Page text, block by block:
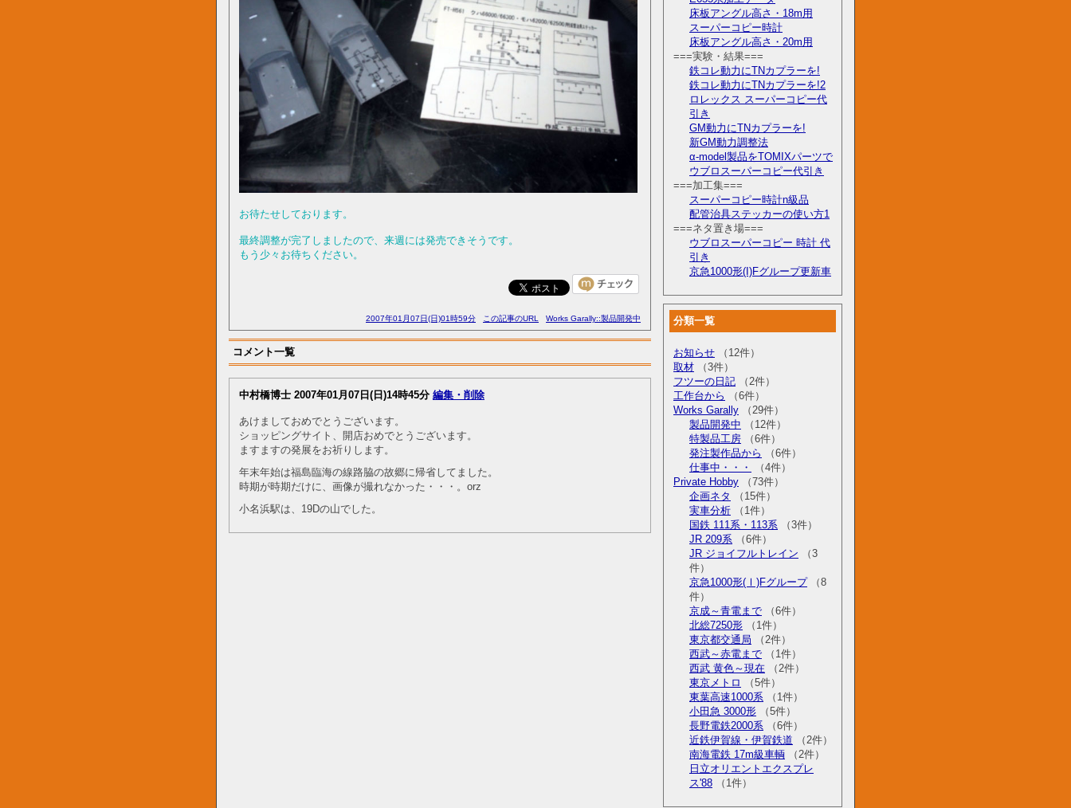
お待たせしております。
最終調整が完了しましたので、来週には発売できそうです。
もう少々お待ちください。
2007年01月07日(日)01時59分 この記事のURL Works Garally::製品開発中
コメント一覧
中村橋博士 2007年01月07日(日)14時45分 編集・削除
あけましておめでとうございます。
ショッピングサイト、開店おめでとうございます。
ますますの発展をお祈りします。
年末年始は福島臨海の線路脇の故郷に帰省してました。
時期が時期だけに、画像が撮れなかった・・・。orz
小名浜駅は、19Dの山でした。
床板アングル高さ・18m用
スーパーコピー時計
床板アングル高さ・20m用
===実験・結果===
鉄コレ動力にTNカプラーを!
鉄コレ動力にTNカプラーを!2
ロレックス スーパーコピー代
引き
GM動力にTNカプラーを!
新GM動力調整法
α-model製品をTOMIXパーツで
ウブロスーパーコピー代引き
===加工集===
スーパーコピー時計n級品
配管治具ステッカーの使い方1
===ネタ置き場===
ウブロスーパーコピー 時計 代
引き
京急1000形(I)Fグループ更新車
分類一覧
お知らせ （12件）
取材 （3件）
フツーの日記 （2件）
工作台から
（6件）
Works Garally （29件）
製品開発中 （12件）
特製品工房 （6件）
発注製作品から
（6件）
仕事中・・・
（4件）
Private Hobby （73件）
企画ネタ
（15件）
実車分析 （1件）
国鉄 111系・113系 （3件）
JR 209系 （6件）
JR ジョイフルトレイン （3
件）
京急1000形(Ⅰ)Fグループ（8
件）
京成～青電まで （6件）
北総7250形 （1件）
東京都交通局 （2件）
西武～赤電まで （1件）
西武 黄色～現在 （2件）
東京メトロ
（5件）
東葉高速1000系 （1件）
小田急 3000形 （5件）
長野電鉄2000系 （6件）
近鉄伊賀線・伊賀鉄道 （2件）
南海電鉄 17m級車輌 （2件）
日立オリエントエクスプレ
ス'88 （1件）